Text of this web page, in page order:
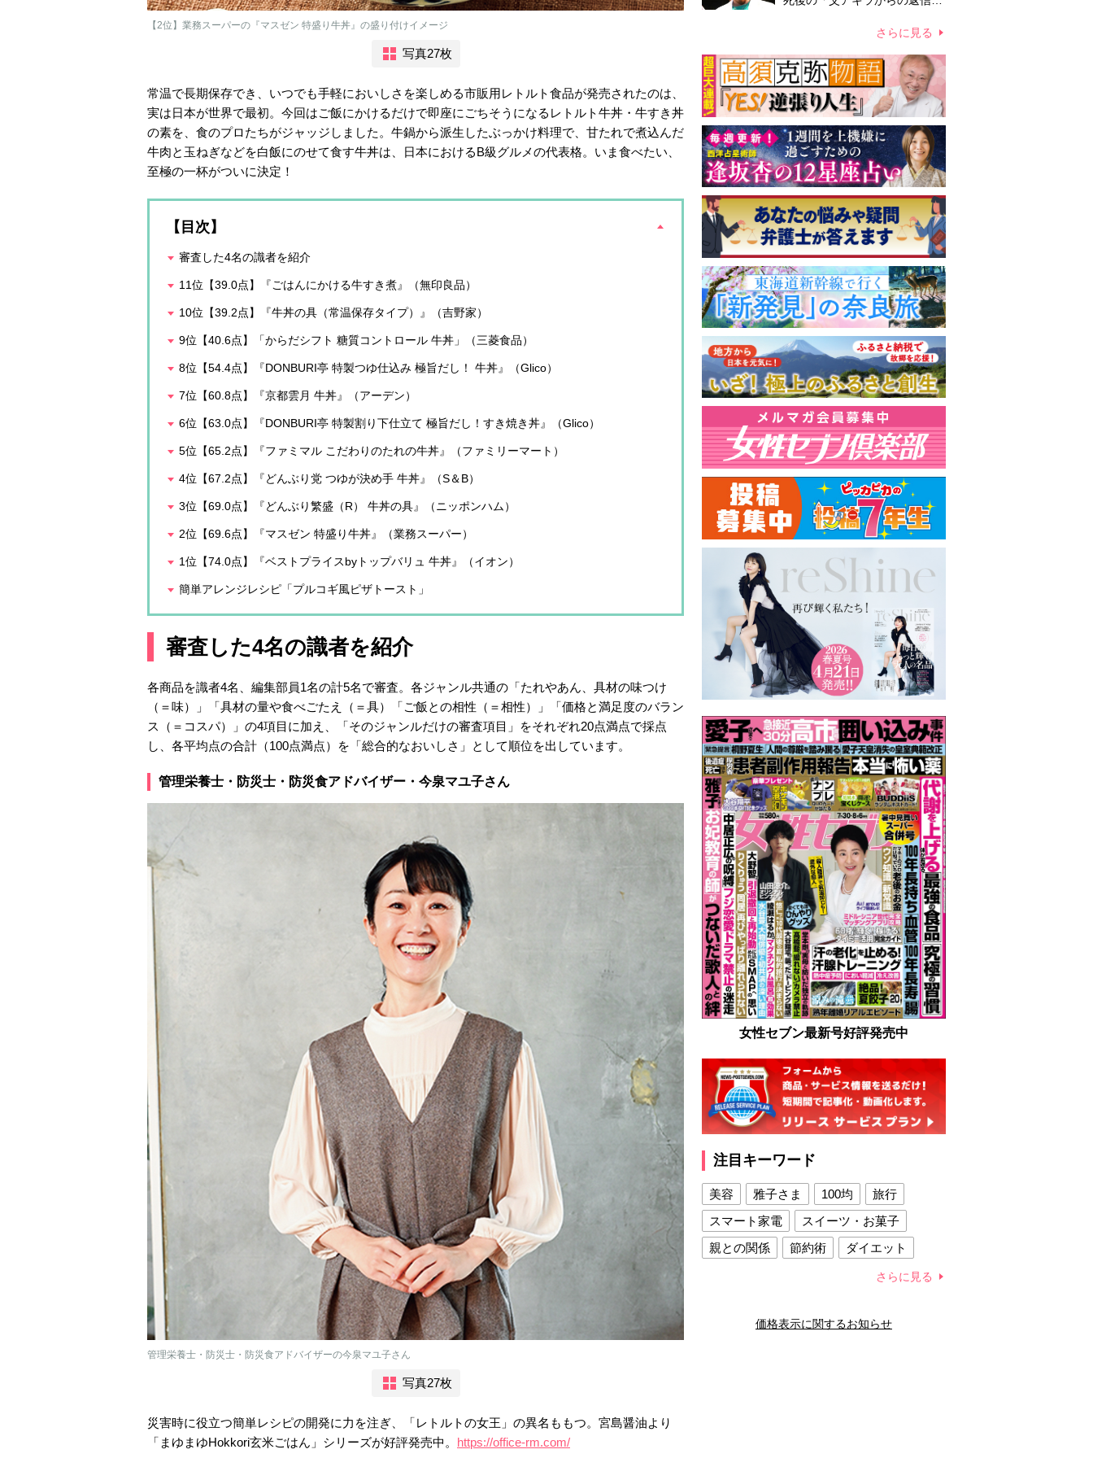
【2位】業務スーパーの『マスゼン 特盛り牛丼』の盛り付けイメージ
写真27枚
常温で長期保存でき、いつでも手軽においしさを楽しめる市販用レトルト食品が発売されたのは、
実は日本が世界で最初。今回はご飯にかけるだけで即座にごちそうになるレトルト牛丼・牛すき丼
の素を、食のプロたちがジャッジしました。牛鍋から派生したぶっかけ料理で、甘たれで煮込んだ
牛肉と玉ねぎなどを白飯にのせて食す牛丼は、日本におけるB級グルメの代表格。いま食べたい、
至極の一杯がついに決定！
【目次】
審査した4名の識者を紹介
11位【39.0点】『ごはんにかける牛すき煮』（無印良品）
10位【39.2点】『牛丼の具（常温保存タイプ）』（吉野家）
9位【40.6点】「からだシフト 糖質コントロール 牛丼」（三菱食品）
8位【54.4点】『DONBURI亭 特製つゆ仕込み 極旨だし！ 牛丼』（Glico）
7位【60.8点】『京都雲月 牛丼』（アーデン）
6位【63.0点】『DONBURI亭 特製割り下仕立て 極旨だし！すき焼き丼』（Glico）
5位【65.2点】『ファミマル こだわりのたれの牛丼』（ファミリーマート）
4位【67.2点】『どんぶり党 つゆが決め手 牛丼』（S＆B）
3位【69.0点】『どんぶり繁盛（R） 牛丼の具』（ニッポンハム）
2位【69.6点】『マスゼン 特盛り牛丼』（業務スーパー）
1位【74.0点】『ベストプライスbyトップバリュ 牛丼』（イオン）
簡単アレンジレシピ「プルコギ風ピザトースト」
審査した4名の識者を紹介
各商品を識者4名、編集部員1名の計5名で審査。各ジャンル共通の「たれやあん、具材の味つけ
（＝味）」「具材の量や食べごたえ（＝具）「ご飯との相性（＝相性）」「価格と満足度のバラン
ス（＝コスパ）」の4項目に加え、「そのジャンルだけの審査項目」をそれぞれ20点満点で採点
し、各平均点の合計（100点満点）を「総合的なおいしさ」として順位を出しています。
管理栄養士・防災士・防災食アドバイザー・今泉マユ子さん
管理栄養士・防災士・防災食アドバイザーの今泉マユ子さん
写真27枚
災害時に役立つ簡単レシピの開発に力を注ぎ、「レトルトの女王」の異名ももつ。宮島醤油より
「まゆまゆHokkori玄米ごはん」シリーズが好評発売中。 https://office-rm.com/
さらに見る
女性セブン最新号好評発売中
注目キーワード
美容 雅子さま 100均
旅行
スマート家電
スイーツ・お菓子
親との関係
節約術
ダイエット
夫との関係
新津春子 どか食い
さらに見る
価格表示に関するお知らせ